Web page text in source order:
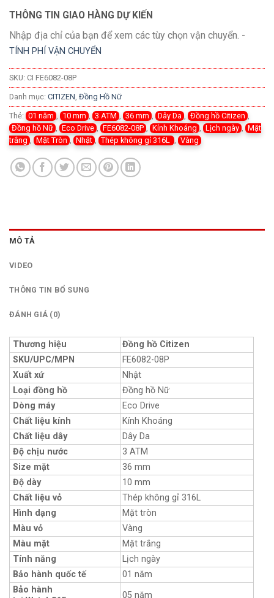
THÔNG TIN GIAO HÀNG DỰ KIẾN
Nhập địa chỉ của bạn để xem các tùy chọn vận chuyển. -
TÍNH PHÍ VẬN CHUYỂN
SKU: CI FE6082-08P
Danh mục: CITIZEN Đồng Hồ Nữ
Thẻ: 01 năm 10 mm 3 ATM 36 mm Dây Da Đồng hồ Citizen
Đồng hồ Nữ
Eco Drive FE6082-08P Kính Khoáng Lịch ngày
Mặt
trắng
Mặt Tròn Nhật Thép không gỉ 316L Vàng
MÔ TẢ
VIDEO
THÔNG TIN BỔ SUNG
ĐÁNH GIÁ (0)
Thương hiệu
Đồng hồ Citizen
SKU/UPC/MPN
FE6082-08P
Xuất xứ
Nhật
Loại đồng hồ
Đồng hồ Nữ
Dòng máy
Eco Drive
Chất liệu kính
Kính Khoáng
Chất liệu dây
Dây Da
Độ chịu nước
3 ATM
Size mặt
36 mm
Độ dày
10 mm
Chất liệu vỏ
Thép không gỉ 316L
Hình dạng
Mặt tròn
Màu vỏ
Vàng
Màu mặt
Mặt trắng
Tính năng
Lịch ngày
Bảo hành quốc tế
01 năm
Bảo hành
05 năm